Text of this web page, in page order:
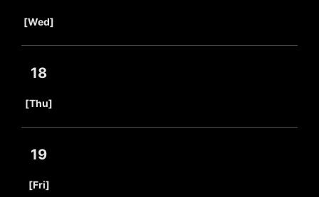
[Wed]
18
[Thu]
19
[Fri]